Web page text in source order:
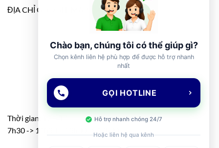
ĐỊA CHỈ GOOGLE MAP
Thời gian: T2 – T7
7h30 -> 11h30 – 13h00 -> 17h00
Chào bạn, chúng tôi có thể giúp gì?
Chọn kênh liên hệ phù hợp để được hỗ trợ nhanh
nhất
GỌI HOTLINE
Hỗ trợ nhanh chóng 24/7
Hoặc liên hệ qua kênh